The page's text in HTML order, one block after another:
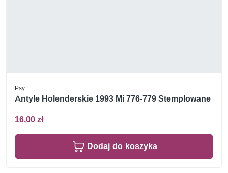
Psy
Antyle Holenderskie 1993 Mi 776-779 Stemplowane
16,00 zł
Dodaj do koszyka